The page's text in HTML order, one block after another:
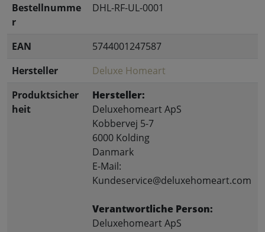
Bestellnumme
r
DHL-RF-UL-0001
EAN
5744001247587
Hersteller
Deluxe Homeart
Produktsicher
heit
Hersteller:
Deluxehomeart ApS
Kobbervej 5-7
6000 Kolding
Danmark
E-Mail:
Kundeservice@deluxehomeart.com
Verantwortliche Person:
Deluxehomeart ApS